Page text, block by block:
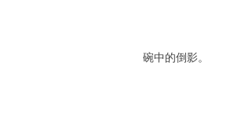
碗中的倒影。